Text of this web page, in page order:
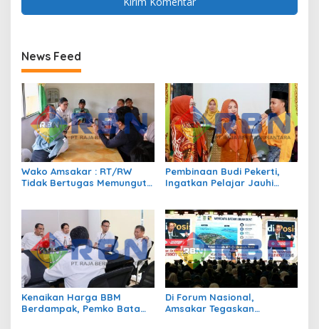
News Feed
Wako Amsakar : RT/RW
Tidak Bertugas Memungut
Pembinaan Budi Pekerti,
Ingatkan Pelajar Jauhi
Kenaikan Harga BBM
Berdampak, Pemko Batam
Di Forum Nasional,
Amsakar Tegaskan